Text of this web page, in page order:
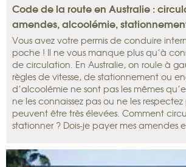
Code de la route en Australie :
amendes, alcoolémie,
Vous avez votre permis de conduire
poche ! Il ne vous manque plus qu’à
de circulation. En Australie, on roule à
règles de vitesse, de stationnement ou
d’alcoolémie ne sont pas les mêmes
ne les connaissez pas ou ne les
peuvent être très élevées. Comment
stationner ? Dois-je payer mes amendes